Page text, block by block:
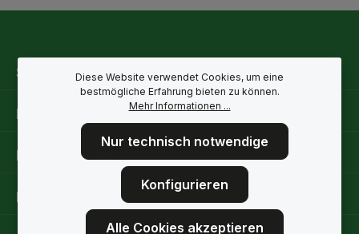
Service-Hotline
Rechtliche Hinweise
Informationen
Folge uns
Diese Website verwendet Cookies, um eine
bestmögliche Erfahrung bieten zu können.
Mehr Informationen ...
Nur technisch notwendige
Konfigurieren
Alle Cookies akzeptieren